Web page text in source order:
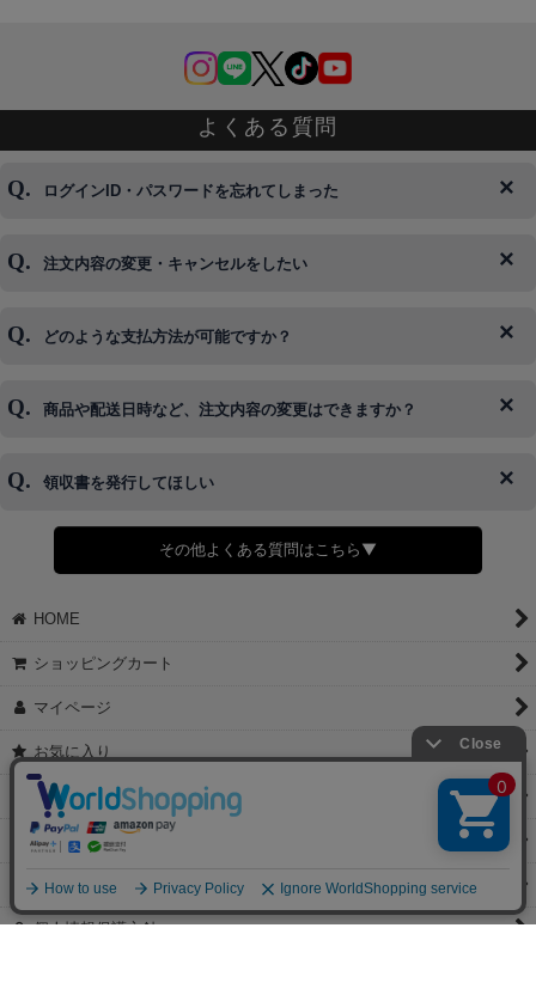
よくある質問
ログインID・パスワードを忘れてしまった
◆下記ページより、ログインIDの変更が可能です。
注文内容の変更・キャンセルをしたい
◆即日発送を行なっている関係上、午後以降のご連絡やキャンセル
※発送後、発送準備が完了しお手続きが間に合わない場合は変更、
どのような支払方法が可能ですか？
◆代金引換・クレジットカード・携帯キャリア決済・おねだり決
商品や配送日時など、注文内容の変更はできますか？
◆商品発送前の変更は承っております。
さい。
領収書を発行してほしい
◆領収書はご希望頂いた場合のみ発行しております。
【これからご注文する場合】
願いします。
②宛名（空欄は上様は不可）
【すでにご注文が完了している場合】
①お電話・メール・LINEにて領収書希望の連絡をお願い致します
②後日、郵送にて領収書を送らせて頂きます。
①マイページから購入履歴→購入内容→領収書発行を選択。
②後日、郵送にて領収書を送らせて頂きます。
その他よくある質問はこちら▼
HOME
ショッピングカート
マイページ
お気に入り
特定商取引法表示
ご利用案内
お問い合せ
個人情報保護方針